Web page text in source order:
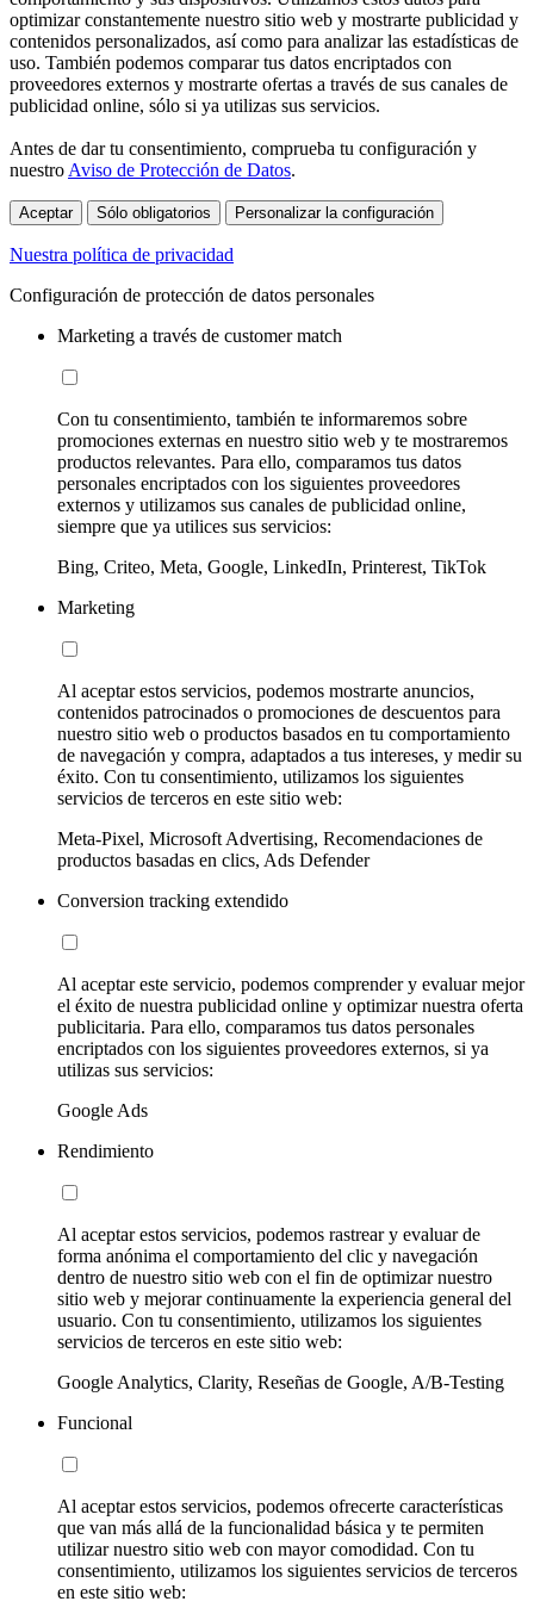
optimizar constantemente nuestro sitio web y mostrarte publicidad y
contenidos personalizados, así como para analizar las estadísticas de
uso. También podemos comparar tus datos encriptados con
proveedores externos y mostrarte ofertas a través de sus canales de
publicidad online, sólo si ya utilizas sus servicios.
Antes de dar tu consentimiento, comprueba tu configuración y
nuestro Aviso de Protección de Datos.
Aceptar Sólo obligatorios Personalizar la configuración
Nuestra política de privacidad
Configuración de protección de datos personales
Marketing a través de customer match
Con tu consentimiento, también te informaremos sobre
promociones externas en nuestro sitio web y te mostraremos
productos relevantes. Para ello, comparamos tus datos
personales encriptados con los siguientes proveedores
externos y utilizamos sus canales de publicidad online,
siempre que ya utilices sus servicios:
Bing, Criteo, Meta, Google, LinkedIn, Printerest, TikTok
Marketing
Al aceptar estos servicios, podemos mostrarte anuncios,
contenidos patrocinados o promociones de descuentos para
nuestro sitio web o productos basados en tu comportamiento
de navegación y compra, adaptados a tus intereses, y medir su
éxito. Con tu consentimiento, utilizamos los siguientes
servicios de terceros en este sitio web:
Meta-Pixel, Microsoft Advertising, Recomendaciones de
productos basadas en clics, Ads Defender
Conversion tracking extendido
Al aceptar este servicio, podemos comprender y evaluar mejor
el éxito de nuestra publicidad online y optimizar nuestra oferta
publicitaria. Para ello, comparamos tus datos personales
encriptados con los siguientes proveedores externos, si ya
utilizas sus servicios:
Google Ads
Rendimiento
Al aceptar estos servicios, podemos rastrear y evaluar de
forma anónima el comportamiento del clic y navegación
dentro de nuestro sitio web con el fin de optimizar nuestro
sitio web y mejorar continuamente la experiencia general del
usuario. Con tu consentimiento, utilizamos los siguientes
servicios de terceros en este sitio web:
Google Analytics, Clarity, Reseñas de Google, A/B-Testing
Funcional
Al aceptar estos servicios, podemos ofrecerte características
que van más allá de la funcionalidad básica y te permiten
utilizar nuestro sitio web con mayor comodidad. Con tu
consentimiento, utilizamos los siguientes servicios de terceros
en este sitio web: